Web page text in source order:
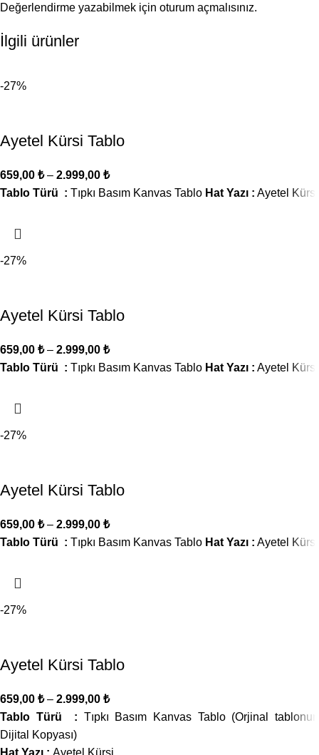
Değerlendirme yazabilmek için oturum açmalısınız.
İlgili ürünler
-27%
Ayetel Kürsi Tablo
659,00 ₺ – 2.999,00 ₺
Tablo Türü : Tıpkı Basım Kanvas Tablo Hat Yazı : Ayetel Kürsi
-27%
Ayetel Kürsi Tablo
659,00 ₺ – 2.999,00 ₺
Tablo Türü : Tıpkı Basım Kanvas Tablo Hat Yazı : Ayetel Kürsi
-27%
Ayetel Kürsi Tablo
659,00 ₺ – 2.999,00 ₺
Tablo Türü : Tıpkı Basım Kanvas Tablo Hat Yazı : Ayetel Kürsi
-27%
Ayetel Kürsi Tablo
659,00 ₺ – 2.999,00 ₺
Tablo Türü : Tıpkı Basım Kanvas Tablo (Orjinal tablonun
Dijital Kopyası)
Hat Yazı : Ayetel Kürsi